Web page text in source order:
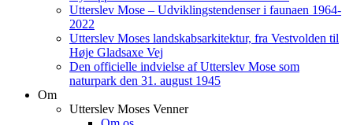
Utterslev Mose – Udviklingstendenser i faunaen 1964-
2022
Utterslev Moses landskabsarkitektur, fra Vestvolden til
Høje Gladsaxe Vej
Den officielle indvielse af Utterslev Mose som
naturpark den 31. august 1945
Om
Utterslev Moses Venner